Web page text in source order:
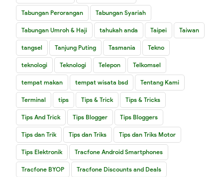
Tabungan Perorangan Tabungan Syariah
Tabungan Umroh & Haji tahukah anda Taipei Taiwan
tangsel Tanjung Puting Tasmania Tekno
teknologi Teknologi Telepon Telkomsel
tempat makan tempat wisata bsd Tentang Kami
Terminal tips Tips & Trick Tips & Tricks
Tips And Trick Tips Blogger Tips Bloggers
Tips dan Trik Tips dan Triks Tips dan Triks Motor
Tips Elektronik Tracfone Android Smartphones
Tracfone BYOP Tracfone Discounts and Deals